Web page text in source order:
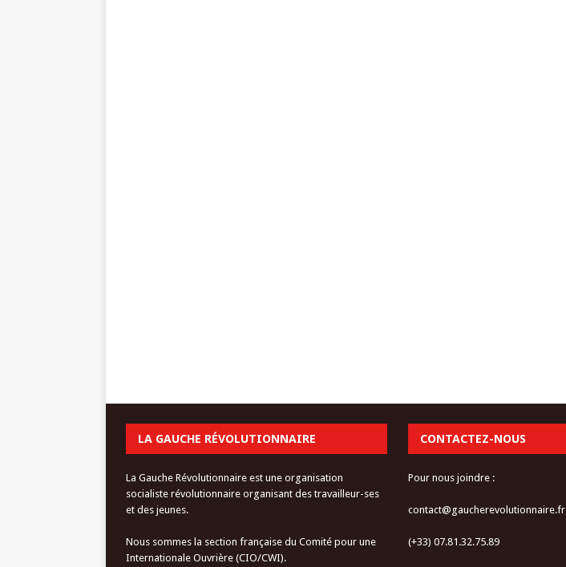
LA GAUCHE RÉVOLUTIONNAIRE
La Gauche Révolutionnaire est une organisation
socialiste révolutionnaire organisant des travailleur-ses
et des jeunes.
Nous sommes la section française du Comité pour une
Internationale Ouvrière (CIO/CWI).
CONTACTEZ-NOUS
Pour nous joindre :
contact@gaucherevolutionnaire.fr
(+33) 07.81.32.75.89